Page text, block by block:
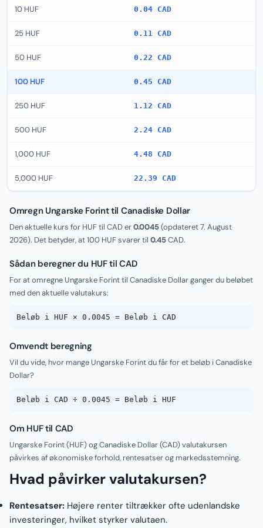
10 HUF 0.04 CAD
25 HUF 0.11 CAD
50 HUF 0.22 CAD
100 HUF 0.45 CAD
250 HUF 1.12 CAD
500 HUF 2.24 CAD
1,000 HUF 4.48 CAD
5,000 HUF 22.39 CAD
Omregn Ungarske Forint til Canadiske Dollar
Den aktuelle kurs for HUF til CAD er0.0045(opdateret7. August
2026). Det betyder, at 100 HUF svarer til 0.45CAD.
Sådan beregner du HUF til CAD
For at omregne Ungarske Forint til Canadiske Dollar ganger du beløbet
med den aktuelle valutakurs:
Beløb i HUF × 0.0045 = Beløb i CAD
Omvendt beregning
Vil du vide, hvor mange Ungarske Forint du får for et beløb i Canadiske
Dollar?
Beløb i CAD ÷ 0.0045 = Beløb i HUF
Om HUF til CAD
Ungarske Forint (HUF) og Canadiske Dollar (CAD) valutakursen
påvirkes af økonomiske forhold, rentesatser og markedsstemning.
Hvad påvirker valutakursen?
Rentesatser: Højere renter tiltrækker ofte udenlandske
investeringer, hvilket styrker valutaen.